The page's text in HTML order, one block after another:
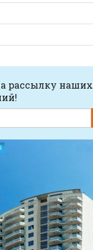
рассылку наших